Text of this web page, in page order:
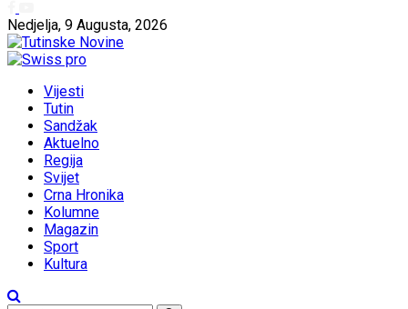
Nedjelja, 9 Augusta, 2026
Vijesti
Tutin
Sandžak
Aktuelno
Regija
Svijet
Crna Hronika
Kolumne
Magazin
Sport
Kultura